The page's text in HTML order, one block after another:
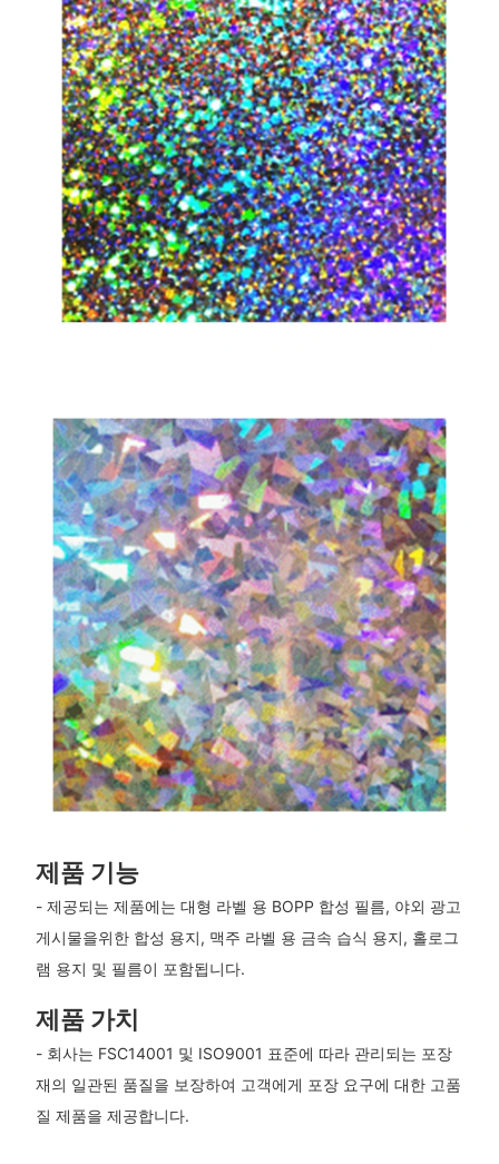
제품 기능
- 제공되는 제품에는 대형 라벨 용 BOPP 합성 필름, 야외 광고
게시물을위한 합성 용지, 맥주 라벨 용 금속 습식 용지, 홀로그
램 용지 및 필름이 포함됩니다.
제품 가치
- 회사는 FSC14001 및 ISO9001 표준에 따라 관리되는 포장
재의 일관된 품질을 보장하여 고객에게 포장 요구에 대한 고품
질 제품을 제공합니다.